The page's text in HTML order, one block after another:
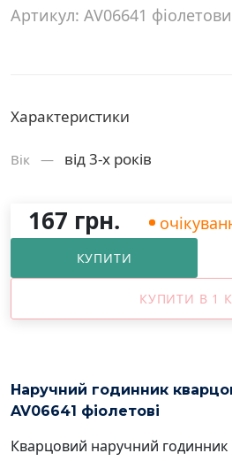
Артикул: AV06641
Характеристики
Вік — від 3-х років
167 грн.
КУПИТИ
КУПИТИ В 1
Наручний годинник
AV06641 фіолетові
Кварцовий наручний годинник